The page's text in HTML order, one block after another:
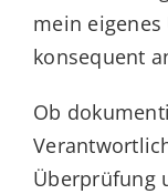
mein
konsequent
Ob
Überprüfung